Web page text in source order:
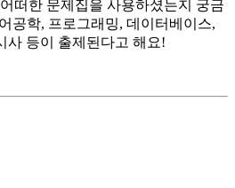
떠한 문제집을 사용하셨는지 궁금
공학, 프로그래밍, 데이터베이스,
사 등이 출제된다고 해요!